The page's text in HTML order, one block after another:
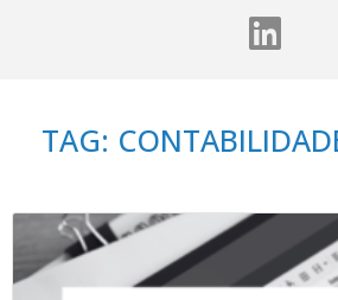
TAG: